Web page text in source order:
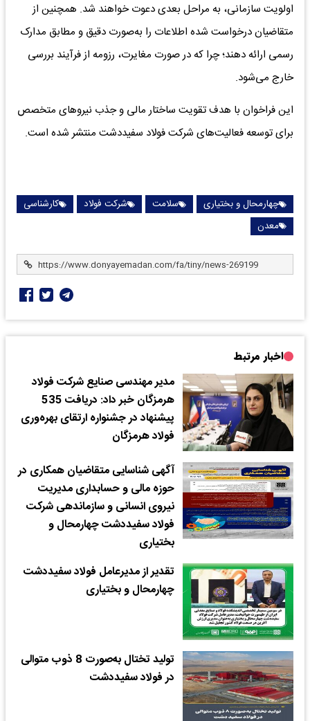
اولویت سازمانی، به مراحل بعدی دعوت خواهند شد. همچنین از
متقاضیان درخواست شده اطلاعات را به‌صورت دقیق و مطابق مدارک
رسمی ارائه دهند؛ چرا که در صورت مغایرت، رزومه از فرآیند بررسی
خارج می‌شود.
این فراخوان با هدف تقویت ساختار مالی و جذب نیروهای متخصص
برای توسعه فعالیت‌های شرکت فولاد سفیددشت منتشر شده است.
چهارمحال و بختیاری سلامت شرکت فولاد
کارشناسی
معدن
اخبار مرتبط
مدیر مهندسی صنایع شرکت فولاد
هرمزگان خبر داد: دریافت 535
پیشنهاد در جشنواره ارتقای بهره‌وری
فولاد هرمزگان
آگهی شناسایی متقاضیان همکاری در
حوزه مالی و حسابداری مدیریت
نیروی انسانی و سازماندهی شرکت
فولاد سفیددشت چهارمحال و
بختیاری
تقدیر از مدیرعامل فولاد سفیددشت
چهارمحال و بختیاری
تولید تختال به‌صورت 8 ذوب متوالی
در فولاد سفیددشت